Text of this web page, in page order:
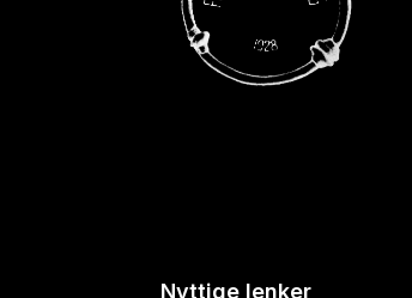
Nyttige lenker